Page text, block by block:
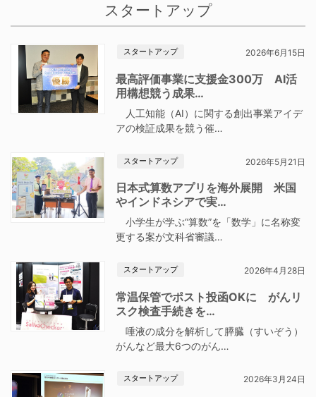
スタートアップ
スタートアップ 2026年6月15日
最高評価事業に支援金300万 AI活
用構想競う成果…
人工知能（AI）に関する創出事業アイデ
アの検証成果を競う催…
スタートアップ 2026年5月21日
日本式算数アプリを海外展開 米国
やインドネシアで実…
小学生が学ぶ“算数”を「数学」に名称変
更する案が文科省審議…
スタートアップ 2026年4月28日
常温保管でポスト投函OKに がんリ
スク検査手続きを…
唾液の成分を解析して膵臓（すいぞう）
がんなど最大6つのがん…
スタートアップ 2026年3月24日